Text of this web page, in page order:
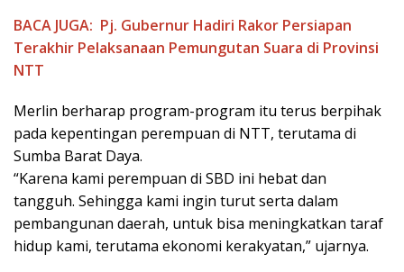
BACA JUGA: Pj. Gubernur Hadiri Rakor Persiapan
Terakhir Pelaksanaan Pemungutan Suara di Provinsi
NTT
Merlin berharap program-program itu terus berpihak
pada kepentingan perempuan di NTT, terutama di
Sumba Barat Daya.
“Karena kami perempuan di SBD ini hebat dan
tangguh. Sehingga kami ingin turut serta dalam
pembangunan daerah, untuk bisa meningkatkan taraf
hidup kami, terutama ekonomi kerakyatan,” ujarnya.